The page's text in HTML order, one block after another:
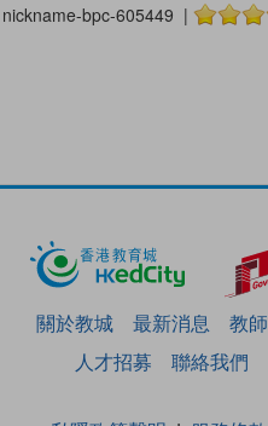
nickname-bpc-605449 |
關於教城 最新消息 教師
人才招募
聯絡我們